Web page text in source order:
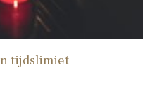
tijdslimiet